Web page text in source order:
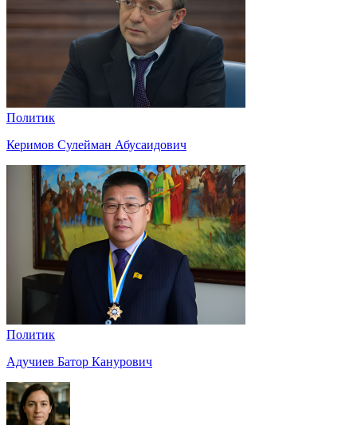
Политик
Керимов Сулейман Абусаидович
Политик
Адучиев Батор Канурович